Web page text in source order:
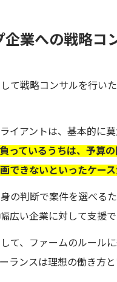
業への戦略コ
て戦略コンサルを行い
イアントは、基本的に
っているうちは、予算
できないといったケー
の判断で案件を選べる
広い企業に対して支援
て、ファームのルール
ランスは理想の働き方